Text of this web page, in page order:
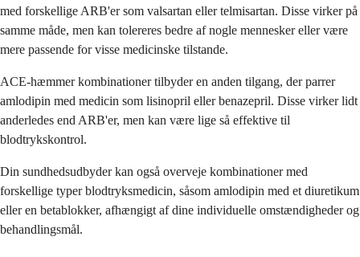
med forskellige ARB'er som valsartan eller telmisartan. Disse virker på
samme måde, men kan tolereres bedre af nogle mennesker eller være
mere passende for visse medicinske tilstande.
ACE-hæmmer kombinationer tilbyder en anden tilgang, der parrer
amlodipin med medicin som lisinopril eller benazepril. Disse virker lidt
anderledes end ARB'er, men kan være lige så effektive til
blodtrykskontrol.
Din sundhedsudbyder kan også overveje kombinationer med
forskellige typer blodtryksmedicin, såsom amlodipin med et diuretikum
eller en betablokker, afhængigt af dine individuelle omstændigheder og
behandlingsmål.